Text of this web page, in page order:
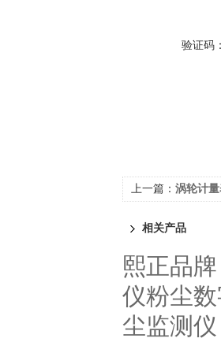
验证码
上一篇： 涡轮计
相关产品
熙正品
仪粉尘
尘监测仪